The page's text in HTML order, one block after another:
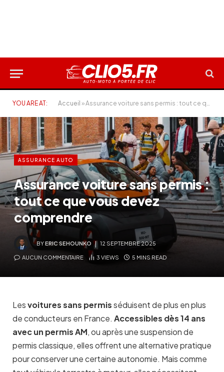
YOU ARE AT: Accueil »Assurance voiture sans permis : tout ce que vous devez comprendre
ASSURANCE AUTO
Assurance voiture sans permis :
tout ce que vous devez
comprendre
BYERIC SEHOUNKO 12 SEPTEMBRE 2025
AUCUN COMMENTAIRE 3 VIEWS 5 MINS READ
Lesvoitures sans permisséduisent de plus en plus
de conducteurs en France. Accessibles dès 14 ans
avec un permis AM, ou après une suspension de
permis classique, elles offrent une alternative pratique
pour conserver une certaine autonomie. Mais comme